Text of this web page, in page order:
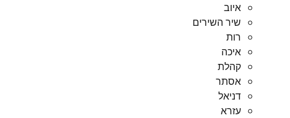
איוב
שיר השירים
רות
איכה
קהלת
אסתר
דניאל
עזרא